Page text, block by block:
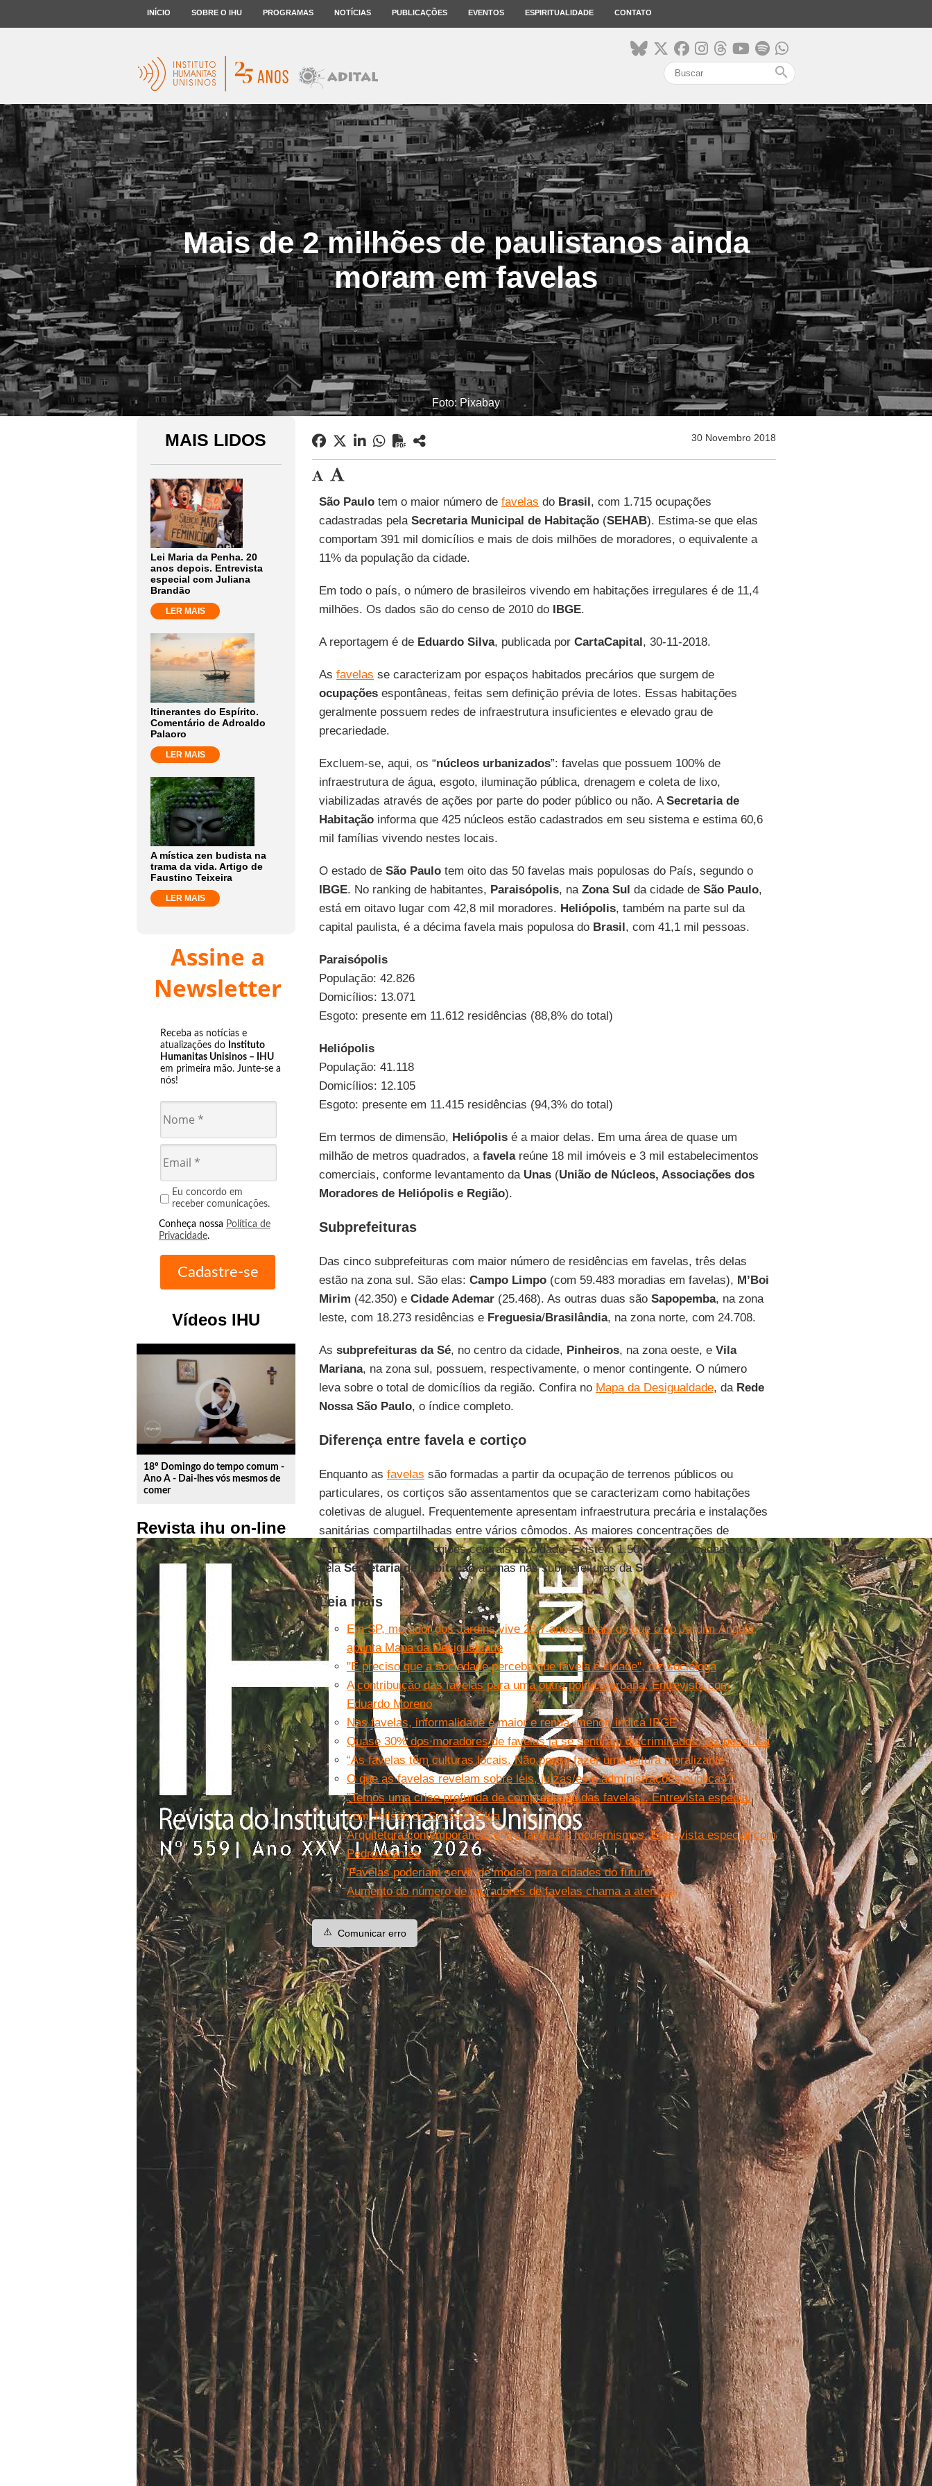
INÍCIO SOBRE O IHU PROGRAMAS NOTÍCIAS PUBLICAÇÕES EVENTOS ESPIRITUALIDADE CONTATO
search
Mais de 2 milhões de paulistanos ainda
moram em favelas
Foto: Pixabay
MAIS LIDOS
Lei Maria da Penha. 20
anos depois. Entrevista
especial com Juliana
Brandão
LER MAIS
Itinerantes do Espírito.
Comentário de Adroaldo
Palaoro
LER MAIS
A mística zen budista na
trama da vida. Artigo de
Faustino Teixeira
LER MAIS
Assine a
Newsletter
Receba as notícias e
atualizações do Instituto
Humanitas Unisinos – IHU
em primeira mão. Junte-se a
nós!
Eu concordo em
receber comunicações.
Conheça nossa Política de
Privacidade.
Vídeos IHU
play_circle_outline
18º Domingo do tempo comum -
Ano A - Dai-lhes vós mesmos de
comer
Revista ihu on-line
30 Novembro 2018
São Paulotem o maior número de favelas do Brasil, com 1.715 ocupações
cadastradas pela Secretaria Municipal de Habitação(SEHAB). Estima-se que elas
comportam 391 mil domicílios e mais de dois milhões de moradores, o equivalente a
11% da população da cidade.
Em todo o país, o número de brasileiros vivendo em habitações irregulares é de 11,4
milhões. Os dados são do censo de 2010 do IBGE.
A reportagem é de Eduardo Silva, publicada por CartaCapital, 30-11-2018.
As favelas se caracterizam por espaços habitados precários que surgem de
ocupaçõesespontâneas, feitas sem definição prévia de lotes. Essas habitações
geralmente possuem redes de infraestrutura insuficientes e elevado grau de
precariedade.
Excluem-se, aqui, os “núcleos urbanizados”: favelas que possuem 100% de
infraestrutura de água, esgoto, iluminação pública, drenagem e coleta de lixo,
viabilizadas através de ações por parte do poder público ou não. ASecretaria de
Habitaçãoinforma que 425 núcleos estão cadastrados em seu sistema e estima 60,6
mil famílias vivendo nestes locais.
O estado de São Paulotem oito das 50 favelas mais populosas do País, segundo o
IBGE. No ranking de habitantes, Paraisópolis, na Zona Sul da cidade de São Paulo,
está em oitavo lugar com 42,8 mil moradores. Heliópolis, também na parte sul da
capital paulista, é a décima favela mais populosa do Brasil, com 41,1 mil pessoas.
Paraisópolis
População: 42.826
Domicílios: 13.071
Esgoto: presente em 11.612 residências (88,8% do total)
Heliópolis
População: 41.118
Domicílios: 12.105
Esgoto: presente em 11.415 residências (94,3% do total)
Em termos de dimensão, Heliópolisé a maior delas. Em uma área de quase um
milhão de metros quadrados, a favelareúne 18 mil imóveis e 3 mil estabelecimentos
comerciais, conforme levantamento da Unas(União de Núcleos, Associações dos
Moradores de Heliópolis e Região).
Subprefeituras
Das cinco subprefeituras com maior número de residências em favelas, três delas
estão na zona sul. São elas: Campo Limpo(com 59.483 moradias em favelas), M’Boi
Mirim (42.350) e Cidade Ademar(25.468). As outras duas sãoSapopemba, na zona
leste, com 18.273 residências e Freguesia/Brasilândia, na zona norte, com 24.708.
As subprefeituras da Sé, no centro da cidade, Pinheiros, na zona oeste, e Vila
Mariana, na zona sul, possuem, respectivamente, o menor contingente. O número
leva sobre o total de domicílios da região. Confira no Mapa da Desigualdade, da Rede
Nossa São Paulo, o índice completo.
Diferença entre favela e cortiço
Enquanto as favelas são formadas a partir da ocupação de terrenos públicos ou
particulares, os cortiços são assentamentos que se caracterizam como habitações
coletivas de aluguel. Frequentemente apresentam infraestrutura precária e instalações
sanitárias compartilhadas entre vários cômodos. As maiores concentrações de
cortiçosse dão nas regiões centrais da cidade. Existem 1.506 cortiços cadastrados
pelaSecretaria de Habitaçãoapenas nas subprefeituras daSéeMooca.
Leia mais
Em SP, morador dos Jardins vive 23,7 anos a mais do que o do Jardim Ângela,
aponta Mapa da Desigualdade
"É preciso que a sociedade perceba que favela é cidade", diz socióloga
A contribuição das favelas para uma outra política urbana. Entrevista com
Eduardo Moreno
Nas favelas, informalidade é maior e renda, menor, indica IBGE
Quase 30% dos moradores de favelas já se sentiram discriminados, diz pesquisa
“As favelas têm culturas locais. Não posso fazer uma leitura moralizante”
O que as favelas revelam sobre leis, juízas/es e administrações públicas?
"Temos uma crise profunda de compreensão das favelas". Entrevista especial
com Jailson de Souza e Silva
Arquitetura contemporânea: entre favelas e modernismos. Entrevista especial com
Pedro Arantes
'Favelas poderiam servir de modelo para cidades do futuro'
Aumento do número de moradores de favelas chama a atenção
⚠️ Comunicar erro